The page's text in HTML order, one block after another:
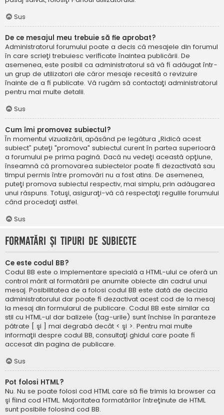
Sus
De ce mesajul meu trebuie să fie aprobat?
Administratorul forumului poate a decis că mesajele din forumul
în care scrieţi trebuiesc verificate înaintea publicării. De
asemenea, este posibil ca administratorul să vă fi adăugat într-
un grup de utilizatori ale căror mesaje recesită o revizuire
înainte de a fi publicate. Vă rugăm să contactaţi administratorul
pentru mai multe detalii.
Sus
Cum îmi promovez subiectul?
În momentul vizualizării, apăsând pe legătura „Ridică acest
subiect” puteţi "promova" subiectul curent în partea superioară
a forumului pe prima pagină. Dacă nu vedeţi această opţiune,
înseamnă că promovarea subiectelor poate fi dezactivată sau
timpul permis între promovări nu a fost atins. De asemenea,
puteţi promova subiectul respectiv, mai simplu, prin adăugarea
unui răspuns. Totuşi, asiguraţi-vă că respectaţi regulile forumului
când procedaţi astfel.
Sus
Formatări şi tipuri de subiecte
Ce este codul BB?
Codul BB este o implementare specială a HTML-ului ce oferă un
control mărit al formatării pe anumite obiecte din cadrul unui
mesaj. Posibilitatea de a folosi codul BB este dată de decizia
administratorului dar poate fi dezactivat acest cod de la mesaj
la mesaj din formularul de publicare. Codul BB este similar ca
stil cu HTML-ul dar balizele (tag-urile) sunt închise în paranteze
pătrate [ şi ] mai degrabă decât < şi >. Pentru mai multe
informaţii despre codul BB, consultaţi ghidul care poate fi
accesat din pagina de publicare.
Sus
Pot folosi HTML?
Nu. Nu se poate folosi cod HTML care să fie trimis la browser ca
şi fiind cod HTML. Majoritatea formatărilor întreţinute de HTML
sunt posibile folosind cod BB.